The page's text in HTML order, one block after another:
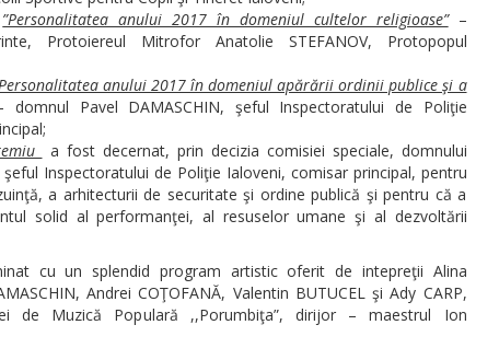
”Personalitatea anului 2017 în domeniul cultelor religioase”–
Protoiereul Mitrofor Anatolie STEFANOV, Protopopul
anului 2017 în domeniul apărării ordinii publice şi a
Pavel DAMASCHIN, şeful Inspectoratului de Poliţie
a fost decernat, prin decizia comisiei speciale, domnului
şeful Inspectoratului de Poliţie Ialoveni, comisar principal, pentru
a arhitecturii de securitate şi ordine publică şi pentru că a
solid al performanţei, al resuselor umane şi al dezvoltării
cu un splendid program artistic oferit de intepreţii Alina
Andrei COŢOFANĂ, Valentin BUTUCEL şi Ady CARP,
de Muzică Populară ,,Porumbiţa”, dirijor – maestrul Ion